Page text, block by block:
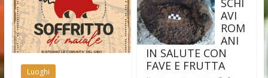
Luoghi
SCHI
AVI
ROM
ANI
IN SALUTE CON
FAVE E FRUTTA